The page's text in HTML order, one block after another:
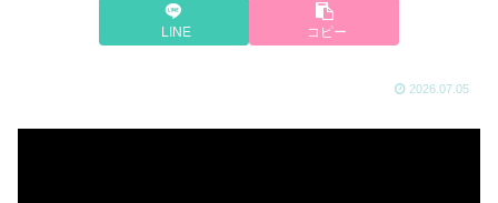
LINE コピー
2026.07.05